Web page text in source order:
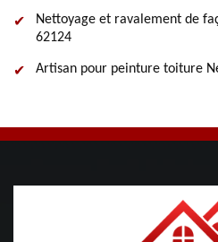
Nettoyage et ravalement de
62124
Artisan pour peinture toiture